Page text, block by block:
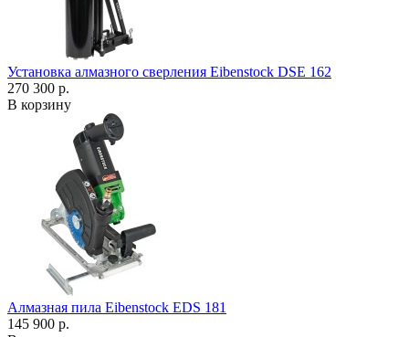
Установка алмазного сверления Eibenstock DSE 162
270 300 р.
В корзину
Алмазная пила Eibenstock EDS 181
145 900 р.